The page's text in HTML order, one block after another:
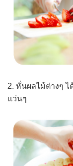
2. หั่นผลไม้ต่างๆ
แว่นๆ